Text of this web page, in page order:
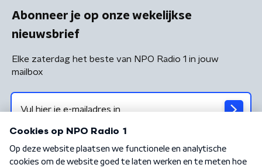
Abonneer je op onze wekelijkse
nieuwsbrief
Elke zaterdag het beste van NPO Radio 1 in jouw
mailbox